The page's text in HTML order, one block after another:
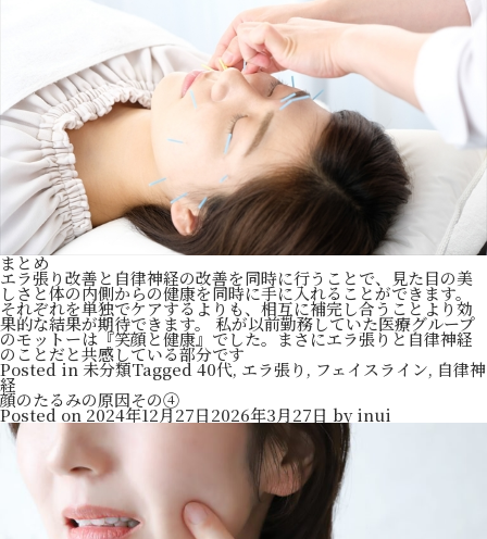
まとめ
エラ張り改善と自律神経の改善を同時に行うことで、見た目の美
しさと体の内側からの健康を同時に手に入れることができます。
それぞれを単独でケアするよりも、相互に補完し合うことより効
果的な結果が期待できます。 私が以前勤務していた医療グループ
のモットーは『笑顔と健康』でした。まさにエラ張りと自律神経
のことだと共感している部分です
Posted in未分類Tagged40代, エラ張り , フェイスライン, 自律神
経
顔のたるみの原因その④
Posted on 2024年12月27日2026年3月27日 byinui